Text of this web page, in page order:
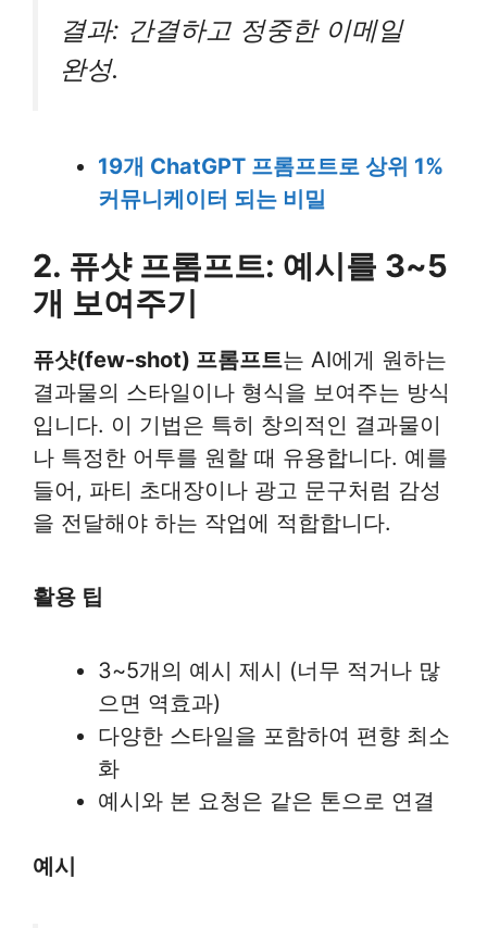
결과: 간결하고 정중한 이메일
완성.
19개 ChatGPT 프롬프트로 상위 1%
커뮤니케이터 되는 비밀
2. 퓨샷 프롬프트: 예시를 3~5
개 보여주기
퓨샷(few-shot) 프롬프트는 AI에게 원하는
결과물의 스타일이나 형식을 보여주는 방식
입니다. 이 기법은 특히 창의적인 결과물이
나 특정한 어투를 원할 때 유용합니다. 예를
들어, 파티 초대장이나 광고 문구처럼 감성
을 전달해야 하는 작업에 적합합니다.
활용 팁
3~5개의 예시 제시 (너무 적거나 많
으면 역효과)
다양한 스타일을 포함하여 편향 최소
화
예시와 본 요청은 같은 톤으로 연결
예시